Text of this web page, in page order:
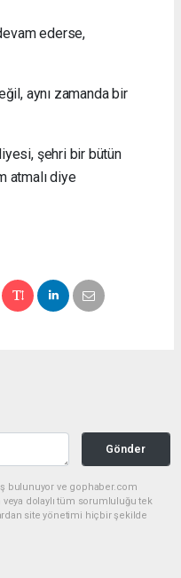
ederse,
aynı zamanda bir
şehri bir bütün
atmalı diye
Gönder
bulunuyor ve gophaber.com
dolaylı tüm sorumluluğu tek
site yönetimi hiçbir şekilde